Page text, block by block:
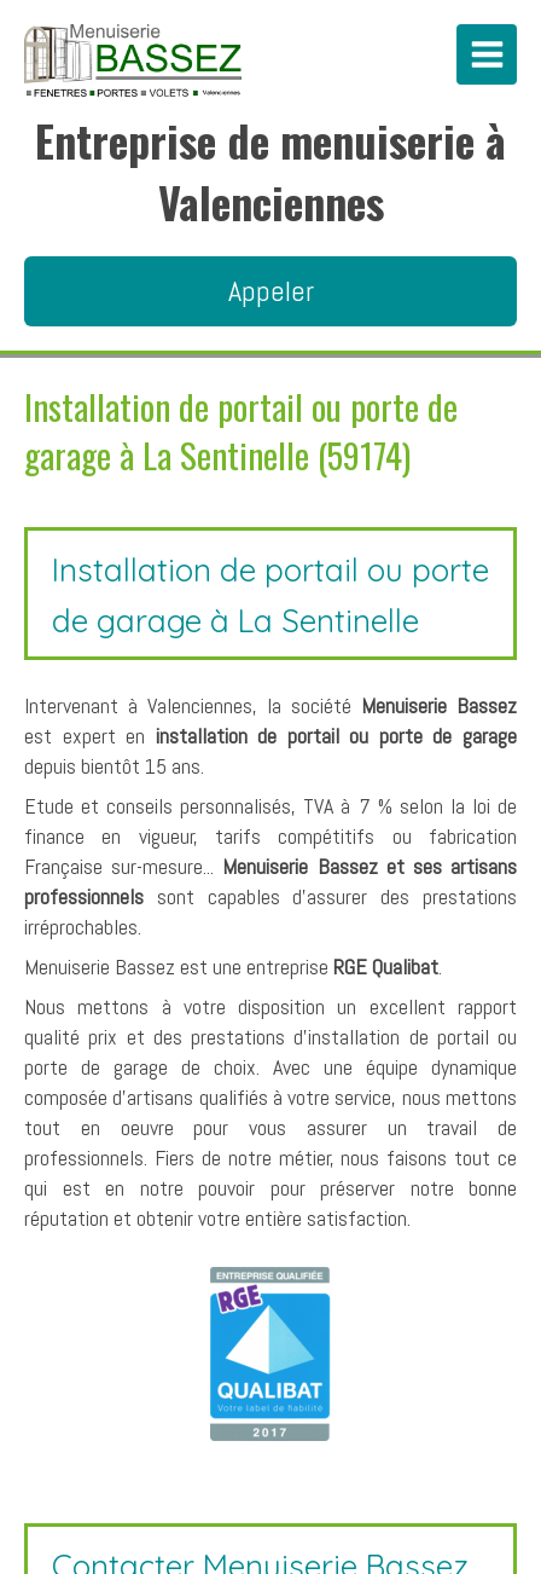
Entreprise de menuiserie à
Valenciennes
Appeler
Installation de portail ou porte de
garage à La Sentinelle (59174)
Installation de portail ou porte
de garage à La Sentinelle
Intervenant à Valenciennes, la société Menuiserie Bassez
est expert en installation de portail ou porte de garage
depuis bientôt 15 ans.
Etude et conseils personnalisés, TVA à 7 % selon la loi de
finance en vigueur, tarifs compétitifs ou fabrication
Française sur-mesure... Menuiserie Bassez et ses artisans
professionnels sont capables d'assurer des prestations
irréprochables.
Menuiserie Bassez est une entreprise RGE Qualibat.
Nous mettons à votre disposition un excellent rapport
qualité prix et des prestations d'installation de portail ou
porte de garage de choix. Avec une équipe dynamique
composée d'artisans qualifiés à votre service, nous mettons
tout en oeuvre pour vous assurer un travail de
professionnels. Fiers de notre métier, nous faisons tout ce
qui est en notre pouvoir pour préserver notre bonne
réputation et obtenir votre entière satisfaction.